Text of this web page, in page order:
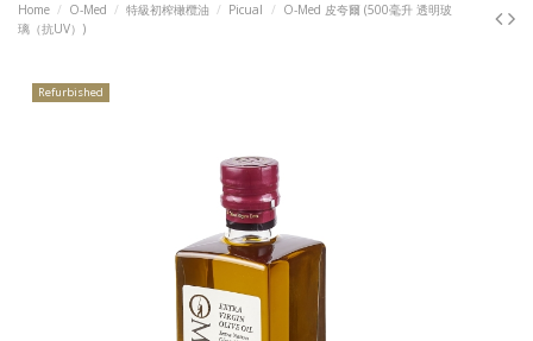
Home O-Med 特級初榨橄欖油 Picual
O-Med 皮夸爾 (500毫升 透明玻
璃（抗UV）)
Refurbished